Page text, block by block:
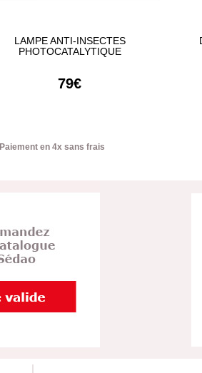
LAMPE ANTI-INSECTES
PHOTOCATALYTIQUE
79€
Paiement en 4x sans frais